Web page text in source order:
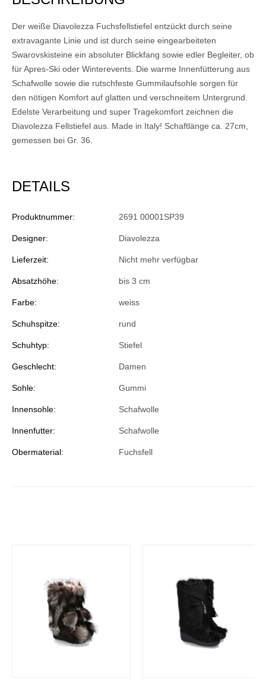
Der weiße Diavolezza Fuchsfellstiefel entzückt durch seine
extravagante Linie und ist durch seine eingearbeiteten
Swarovskisteine ein absoluter Blickfang sowie edler Begleiter, ob
für Apres-Ski oder Winterevents. Die warme Innenfütterung aus
Schafwolle sowie die rutschfeste Gummilaufsohle sorgen für
den nötigen Komfort auf glatten und verschneitem Untergrund.
Edelste Verarbeitung und super Tragekomfort zeichnen die
Diavolezza Fellstiefel aus. Made in Italy! Schaftlänge ca. 27cm,
gemessen bei Gr. 36.
DETAILS
Produktnummer: 2691 00001SP39
Designer: Diavolezza
Lieferzeit: Nicht mehr verfügbar
Absatzhöhe: bis 3 cm
Farbe: weiss
Schuhspitze: rund
Schuhtyp: Stiefel
Geschlecht: Damen
Sohle: Gummi
Innensohle: Schafwolle
Innenfutter: Schafwolle
Obermaterial: Fuchsfell